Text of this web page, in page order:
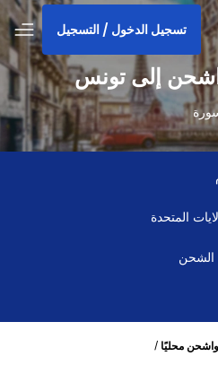
تسجيل الدخول / التسجيل
إلى تونس
محليًا /